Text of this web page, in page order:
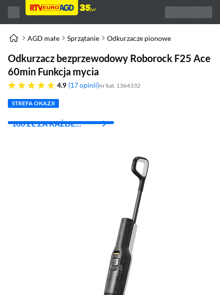
AGD małe Sprzątanie Odkurzacze pionowe
Odkurzacz bezprzewodowy Roborock F25 Ace
60min Funkcja mycia
4.9
4.9 gwiazdek 17 opinii nr kat. 1364332
STREFA OKAZJI
100 ZŁ ZA KAŻDE